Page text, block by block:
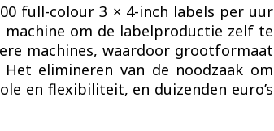
full-colour 3 × 4-inch labels per uur
om de labelproductie zelf te
machines, waardoor grootformaat
elimineren van de noodzaak om
en flexibiliteit, en duizenden euro’s